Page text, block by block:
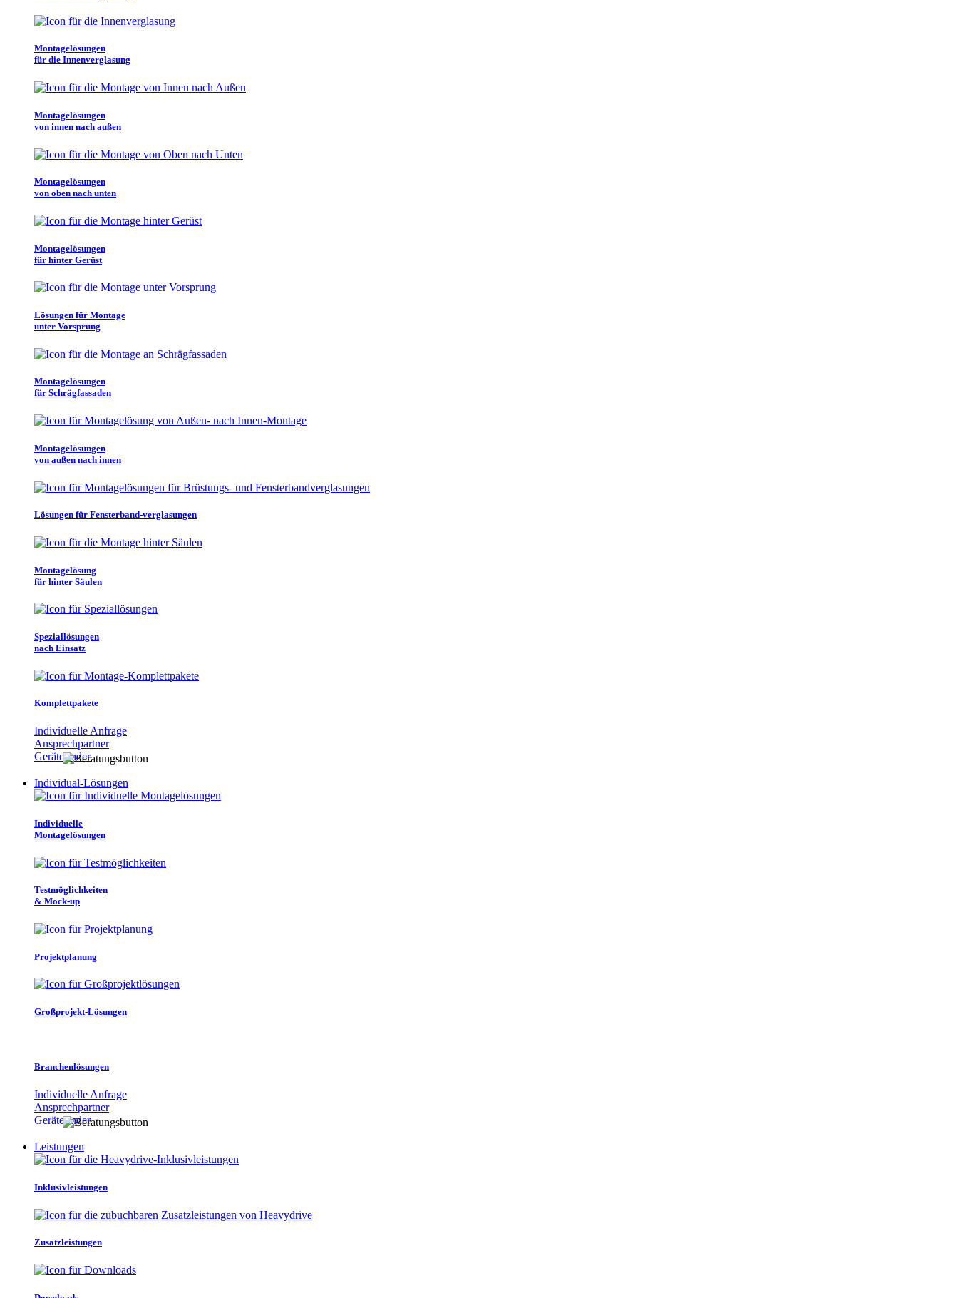
Montagelösungen
für die Innenverglasung
Montagelösungen
von innen nach außen
Montagelösungen
von oben nach unten
Montagelösungen
für hinter Gerüst
Lösungen für Montage
unter Vorsprung
Montagelösungen
für Schrägfassaden
Montagelösungen
von außen nach innen
Lösungen für Fensterband-verglasungen
Montagelösung
für hinter Säulen
Speziallösungen
nach Einsatz
Komplettpakete
Individuelle Anfrage
Ansprechpartner
Gerätefinder
Individual-Lösungen
Individuelle
Montagelösungen
Testmöglichkeiten
& Mock-up
Projektplanung
Großprojekt-Lösungen
Branchenlösungen
Individuelle Anfrage
Ansprechpartner
Gerätefinder
Leistungen
Inklusivleistungen
Zusatzleistungen